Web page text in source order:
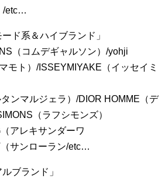
/etc…
ド系＆ハイブランド」
（コムデギャルソン）/yohji
モト）/ISSEYMIYAKE（イッセイミ
ンマルジェラ）/DIOR HOMME（デ
（ラフシモンズ）
アレキサンダーワ
サンローラン/etc…
ブランド」